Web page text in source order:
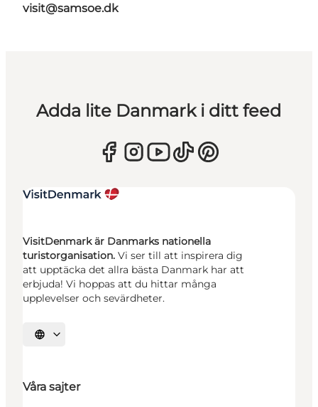
visit@samsoe.dk
Adda lite Danmark i ditt feed
VisitDenmark är Danmarks nationella
turistorganisation. Vi ser till att inspirera dig
att upptäcka det allra bästa Danmark har att
erbjuda! Vi hoppas att du hittar många
upplevelser och sevärdheter.
Välj språk
Våra sajter